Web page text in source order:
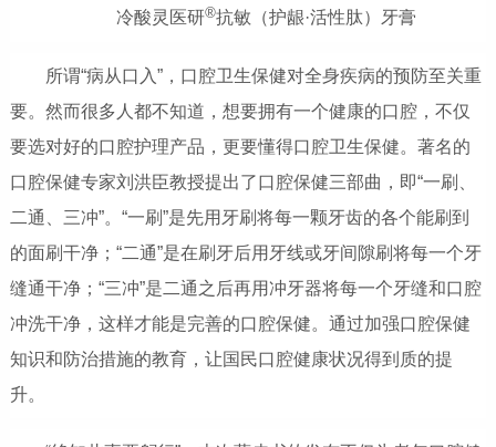
冷酸灵医研®抗敏（护龈·活性肽）牙膏
所谓“病从口入”，口腔卫生保健对全身疾病的预防至关重
要。然而很多人都不知道，想要拥有一个健康的口腔，不仅
要选对好的口腔护理产品，更要懂得口腔卫生保健。著名的
口腔保健专家刘洪臣教授提出了口腔保健三部曲，即“一刷、
二通、三冲”。“一刷”是先用牙刷将每一颗牙齿的各个能刷到
的面刷干净；“二通”是在刷牙后用牙线或牙间隙刷将每一个牙
缝通干净；“三冲”是二通之后再用冲牙器将每一个牙缝和口腔
冲洗干净，这样才能是完善的口腔保健。通过加强口腔保健
知识和防治措施的教育，让国民口腔健康状况得到质的提
升。